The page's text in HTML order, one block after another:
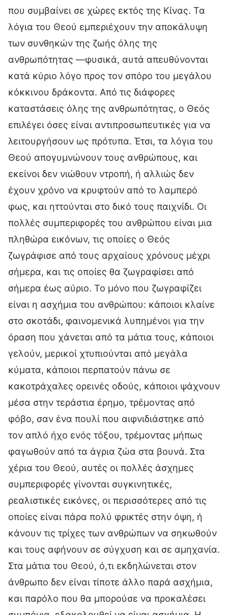
που συμβαίνει σε χώρες εκτός της Κίνας. Τα
λόγια του Θεού εμπεριέχουν την αποκάλυψη
των συνθηκών της ζωής όλης της
ανθρωπότητας —φυσικά, αυτά απευθύνονται
κατά κύριο λόγο προς τον σπόρο του μεγάλου
κόκκινου δράκοντα. Από τις διάφορες
καταστάσεις όλης της ανθρωπότητας, ο Θεός
επιλέγει όσες είναι αντιπροσωπευτικές για να
λειτουργήσουν ως πρότυπα. Έτσι, τα λόγια του
Θεού απογυμνώνουν τους ανθρώπους, και
εκείνοι δεν νιώθουν ντροπή, ή αλλιώς δεν
έχουν χρόνο να κρυφτούν από το λαμπερό
φως, και ηττούνται στο δικό τους παιχνίδι. Οι
πολλές συμπεριφορές του ανθρώπου είναι μια
πληθώρα εικόνων, τις οποίες ο Θεός
ζωγράφισε από τους αρχαίους χρόνους μέχρι
σήμερα, και τις οποίες θα ζωγραφίσει από
σήμερα έως αύριο. Το μόνο που ζωγραφίζει
είναι η ασχήμια του ανθρώπου: κάποιοι κλαίνε
στο σκοτάδι, φαινομενικά λυπημένοι για την
όραση που χάνεται από τα μάτια τους, κάποιοι
γελούν, μερικοί χτυπιούνται από μεγάλα
κύματα, κάποιοι περπατούν πάνω σε
κακοτράχαλες ορεινές οδούς, κάποιοι ψάχνουν
μέσα στην τεράστια έρημο, τρέμοντας από
φόβο, σαν ένα πουλί που αιφνιδιάστηκε από
τον απλό ήχο ενός τόξου, τρέμοντας μήπως
φαγωθούν από τα άγρια ζώα στα βουνά. Στα
χέρια του Θεού, αυτές οι πολλές άσχημες
συμπεριφορές γίνονται συγκινητικές,
ρεαλιστικές εικόνες, οι περισσότερες από τις
οποίες είναι πάρα πολύ φρικτές στην όψη, ή
κάνουν τις τρίχες των ανθρώπων να σηκωθούν
και τους αφήνουν σε σύγχυση και σε αμηχανία.
Στα μάτια του Θεού, ό,τι εκδηλώνεται στον
άνθρωπο δεν είναι τίποτε άλλο παρά ασχήμια,
και παρόλο που θα μπορούσε να προκαλέσει